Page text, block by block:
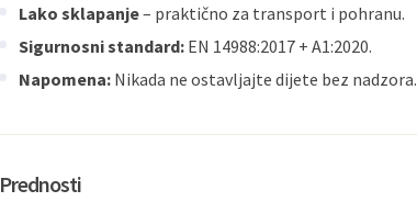
Lako sklapanje– praktično za transport i pohranu.
Sigurnosni standard: EN 14988:2017 + A1:2020.
Napomena: Nikada ne ostavljajte dijete bez nadzora.
Prednosti